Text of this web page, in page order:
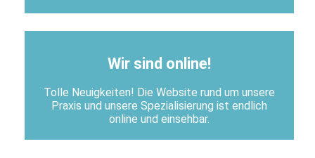
Wir sind online!
Tolle Neuigkeiten! Die Website rund um unsere
Praxis und unsere Spezialisierung ist endlich
online und einsehbar.